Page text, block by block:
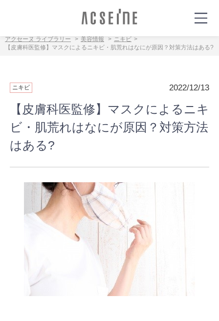
アクセーヌ ライブラリー 美容情報
ニキビ
【皮膚科医監修】マスクによるニキビ・肌荒れはなにが原因？対策方法はある?
【皮膚科医監修】マスクによるニキ
ビ・肌荒れはなにが原因？対策方法
はある?
2022/12/13
ニキビ